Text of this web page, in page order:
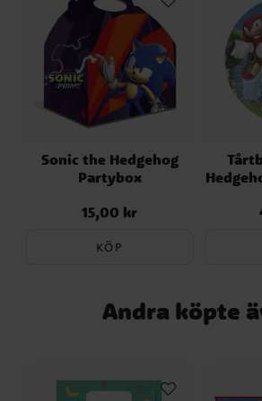
Sonic the Hedgehog
Partybox
Pris:15,00 kr
15,00 kr
KÖP
Andra köpte